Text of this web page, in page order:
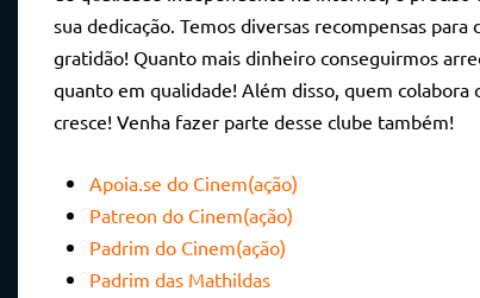
sua dedicação. Temos diversas recompensas
gratidão! Quanto mais dinheiro conseguirmos
quanto em qualidade! Além disso, quem colabora
cresce! Venha fazer parte desse clube também!
Apoia.se do Cinem(ação)
Patreon do Cinem(ação)
Padrim do Cinem(ação)
Padrim das Mathildas